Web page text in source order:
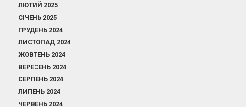
ЛЮТИЙ 2025
СІЧЕНЬ 2025
ГРУДЕНЬ 2024
ЛИСТОПАД 2024
ЖОВТЕНЬ 2024
ВЕРЕСЕНЬ 2024
СЕРПЕНЬ 2024
ЛИПЕНЬ 2024
ЧЕРВЕНЬ 2024